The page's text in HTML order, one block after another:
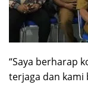
“Saya berharap
terjaga dan kami